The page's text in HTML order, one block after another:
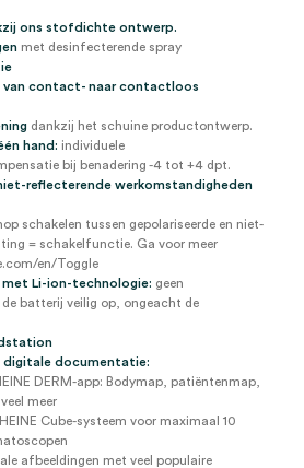
ons stofdichte ontwerp.
met desinfecterende spray
van contact- naar contactloos
dankzij het schuine productontwerp.
hand: individuele
bij benadering -4 tot +4 dpt.
reflecterende werkomstandigheden
schakelen tussen gepolariseerde en niet-
= schakelfunctie. Ga voor meer
en/Toggle
Li-ion-technologie: geen
batterij veilig op, ongeacht de
digitale documentatie:
DERM-app: Bodymap, patiëntenmap,
meer
Cube-systeem voor maximaal 10
afbeeldingen met veel populaire